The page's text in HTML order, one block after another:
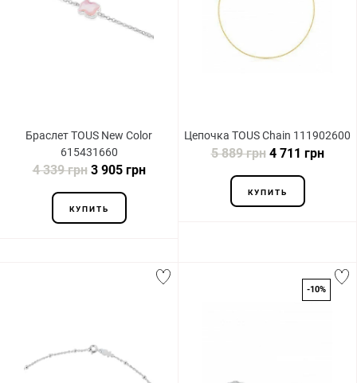
Браслет TOUS New Color
615431660
4 339 грн3 905 грн
КУПИТЬ
Цепочка TOUS Chain 111902600
5 889 грн4 711 грн
КУПИТЬ
-10%